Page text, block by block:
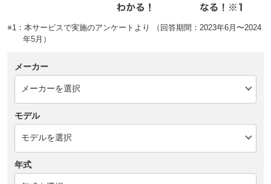
※1：本サービスで実施のアンケートより （回答期間：2023年6月〜2024
年5月）
メーカー
モデル
年式